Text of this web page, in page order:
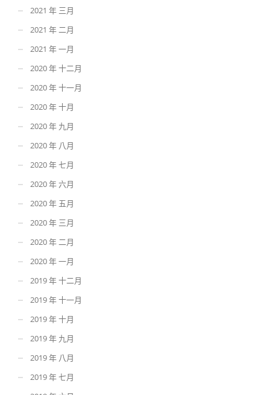
2021 年 三月
2021 年 二月
2021 年 一月
2020 年 十二月
2020 年 十一月
2020 年 十月
2020 年 九月
2020 年 八月
2020 年 七月
2020 年 六月
2020 年 五月
2020 年 三月
2020 年 二月
2020 年 一月
2019 年 十二月
2019 年 十一月
2019 年 十月
2019 年 九月
2019 年 八月
2019 年 七月